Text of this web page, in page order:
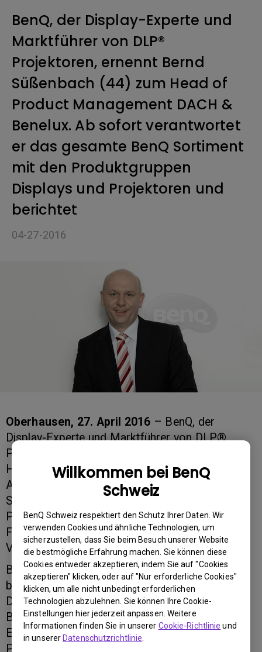
Willkommen bei BenQ
Schweiz
BenQ Schweiz respektiert den Schutz Ihrer Daten. Wir
verwenden Cookies und ähnliche Technologien, um
sicherzustellen, dass Sie beim Besuch unserer Website
die bestmögliche Erfahrung machen. Sie können diese
Cookies entweder akzeptieren, indem Sie auf "Cookies
akzeptieren" klicken, oder auf "Nur erforderliche Cookies"
klicken, um alle nicht unbedingt erforderlichen
Technologien abzulehnen. Sie können Ihre Cookie-
Einstellungen hier jederzeit anpassen. Weitere
Informationen finden Sie in unserer Cookie-Richtlinie und
in unserer Datenschutzrichtlinie
BenQ, der Display-Experte und
Marktführer von DLP®
Projektoren, ernennt Bernd
Süßenbach (44) zum Head of
Product Management DACH &
Benelux. Ab sofort verantwortet
er das gesamte BenQ Sortiment
mit den Produktgruppen
Displays und Projektoren und
berichtet
04-27-2016
Oberhausen, 27. April 2016 – BenQ, der
Display-Experte und Marktführer von DLP®
Projektoren, ernennt Bernd Süßenbach (44) zum
Head of Product Management DACH & Benelux.
Ab sofort verantwortet er das gesamte BenQ
Sortiment mit den Produktgruppen Displays und
Projektoren und berichtet in seiner neuen
Funktion an Oliver Barz, Managing Director &
Vice President Europe.
Bernd Süßenbach ist bereits seit sechs Jahren
bei BenQ als Product Manager Displays für
DACH & Benelux tätig. Vor seinem Einstieg bei
BenQ sammelte er bei Maxdata und Medion
Erfahrung im Bereich Technisches
Produktmanagement und als Direktor Einkauf.